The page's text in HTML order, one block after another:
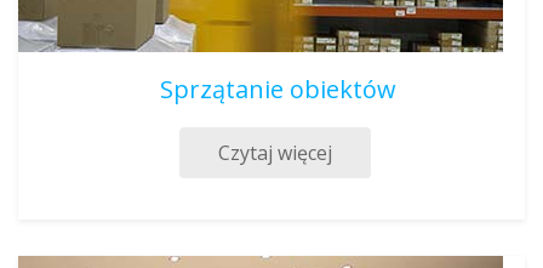
Sprzątanie obiektów
Czytaj więcej